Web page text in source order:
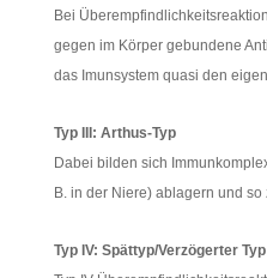
Bei
gegen im Körper gebundene
das Imunsystem quasi den
Typ III: Arthus-Typ
Dabei bilden sich
B. in der Niere) ablagern und
Typ IV: Spättyp/Verzögerter Typ